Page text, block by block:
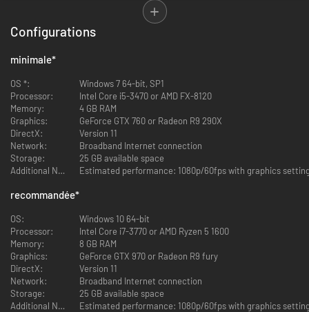
manière exponentielle! Pour les vaincre, vous devrez améliorer vos
Configurations
minimale*
OS *:
Windows 7 64-bit, SP1
Processor:
Intel Core i5-3470 or AMD FX-8120
Memory:
4 GB RAM
Graphics:
GeForce GTX 760 or Radeon R9 290X
DirectX:
Version 11
Network:
Broadband Internet connection
Storage:
25 GB available space
Additional Notes:
recommandée*
OS:
Windows 10 64-bit
Processor:
Intel Core i7-3770 or AMD Ryzen 5 1600
Memory:
8 GB RAM
Graphics:
GeForce GTX 970 or Radeon R9 fury
DirectX:
Version 11
Network:
Broadband Internet connection
Storage:
25 GB available space
Additional Notes: